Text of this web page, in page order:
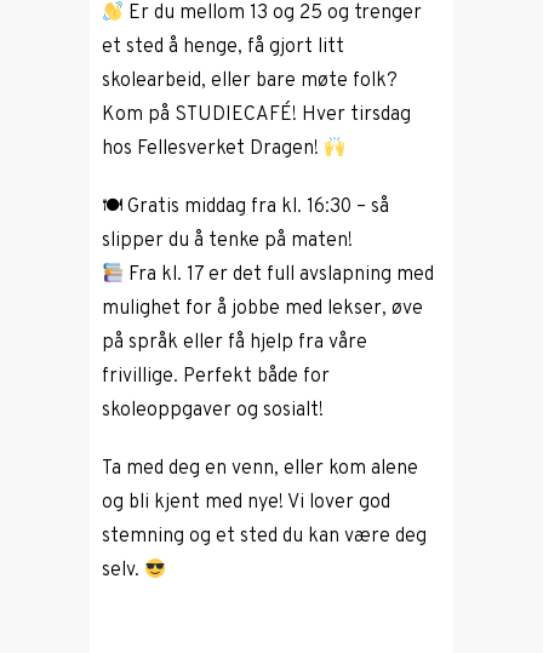
Er du mellom 13 og 25 og trenger
et sted å henge, få gjort litt
skolearbeid, eller bare møte folk?
Kom på STUDIECAFÉ! Hver tirsdag
hos Fellesverket Dragen!
🍽 Gratis middag fra kl. 16:30 – så
slipper du å tenke på maten!
Fra kl. 17 er det full avslapning med
mulighet for å jobbe med lekser, øve
på språk eller få hjelp fra våre
frivillige. Perfekt både for
skoleoppgaver og sosialt!
Ta med deg en venn, eller kom alene
og bli kjent med nye! Vi lover god
stemning og et sted du kan være deg
selv.